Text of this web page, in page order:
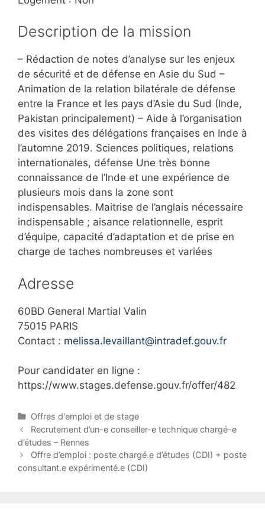
Description de la mission
– Rédaction de notes d’analyse sur les enjeux
de sécurité et de défense en Asie du Sud –
Animation de la relation bilatérale de défense
entre la France et les pays d’Asie du Sud (Inde,
Pakistan principalement) – Aide à l’organisation
des visites des délégations françaises en Inde à
l’automne 2019. Sciences politiques, relations
internationales, défense Une très bonne
connaissance de l’Inde et une expérience de
plusieurs mois dans la zone sont
indispensables. Maitrise de l’anglais nécessaire
indispensable ; aisance relationnelle, esprit
d’équipe, capacité d’adaptation et de prise en
charge de taches nombreuses et variées
Adresse
60BD General Martial Valin
75015 PARIS
Contact : melissa.levaillant@intradef.gouv.fr
Pour candidater en ligne :
https://www.stages.defense.gouv.fr/offer/482
C
a
t
e
g
Offres d'emploi et de stage
P
o
s
t
Recrutement d’un-e conseiller-e technique chargé-e
d’études – Rennes
Offre d’emploi : poste chargé.e d’études (CDI) + poste
consultant.e expérimenté.e (CDI)